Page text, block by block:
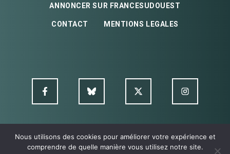
ANNONCER SUR FRANCESUDOUEST
CONTACT MENTIONS LEGALES
© FSO MultimediA - 2026
Nous utilisons des cookies pour améliorer votre expérience et
comprendre de quelle manière vous utilisez notre site.